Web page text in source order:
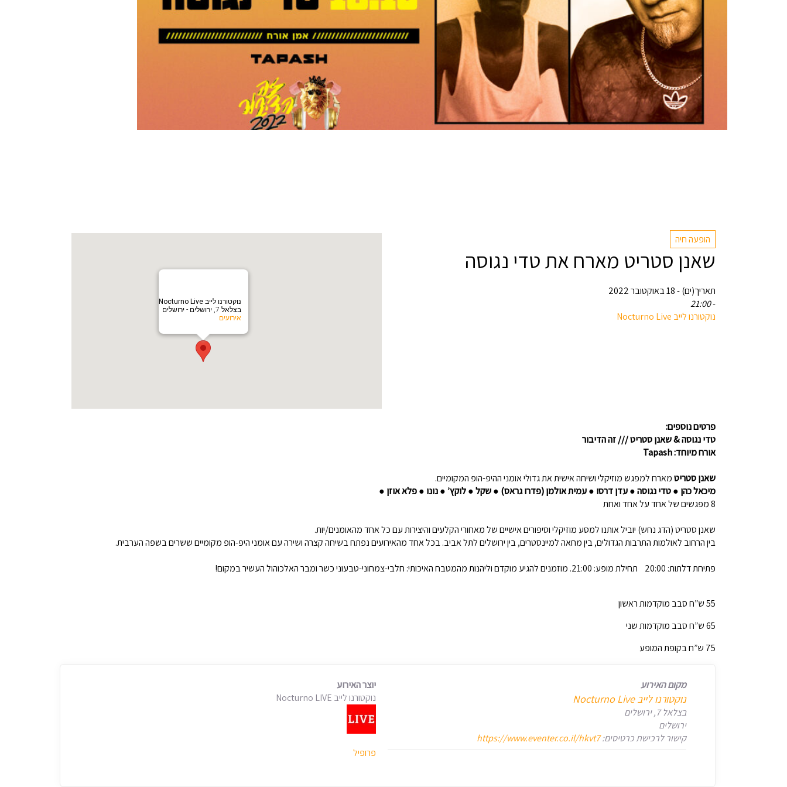
הופעה חיה
שאנן סטריט מארח את טדי נגוסה
תאריך(ים) - 18 באוקטובר 2022
-
21:00
‏נוקטורנו לייב Nocturno Live‏
‏נוקטורנו לייב Nocturno Live‏
בצלאל 7, ירושלים - ירושלים
אירועים
פרטים נוספים:
טדי נגוסה & שאנן סטריט /// זה הדיבור​
אורח מיוחד: Tapash
שאנן סטריטמארח למפגש מוזיקלי ושיחה אישית את גדולי אומני ההיפ-הופ המקומיים.
מיכאל כהן ● טדי נגוסה ● עדן דרסו ● עמית אולמן (פדרו גראס) ● שקל ● לוקץ’ ● נונו ● פלא אוזן ●
8 מפגשים של אחד על אחד ואחת
שאנן סטריט (הדג נחש) יוביל אותנו למסע מוזיקלי וסיפורים אישיים של מאחורי הקלעים והיצירות עם כל אחד מהאומנים/יות.
בין הרחוב לאולמות התרבות הגדולים, בין מחאה למיינסטרים, בין ירושלים לתל אביב. בכל אחד מהאירועים נפתח בשיחה קצרה ושירה עם אומני היפ-הופ מקומיים ששרים בשפה הערבית.
פתיחת דלתות: 20:00 תחילת מופע: 21:00. מוזמנים להגיע מוקדם וליהנות מהמטבח האיכותי: חלבי-צמחוני-טבעוני כשר ומבר האלכוהול העשיר במקום!
55 ש”ח סבב מוקדמות ראשון
65 ש”ח סבב מוקדמות שני
75 ש”ח בקופת המופע
מקום האירוע
‏נוקטורנו לייב Nocturno Live‏
בצלאל 7, ירושלים
ירושלים
קישור לרכישת כרטיסים:https://www.eventer.co.il/hkvt7
יוצר האירוע
נוקטורנו לייב Nocturno LIVE
פרופיל